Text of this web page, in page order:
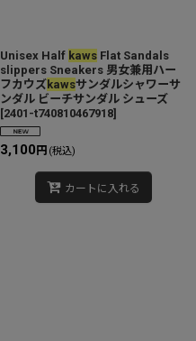
Unisex Half kaws Flat Sandals
slippers Sneakers 男女兼用ハー
フカウズ kawsサンダルシャワーサ
ンダル ビーチサンダル シューズ
[2401-t740810467918]
3,100 円 (税込)
カートに入れる